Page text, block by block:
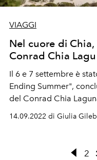
VIAGGI
Nel cuore di
Conrad Chia
Il 6 e 7 settembre è
Ending Summer",
del Conrad Chia
viaggio esperienziale
14.09.2022 di Giulia
2